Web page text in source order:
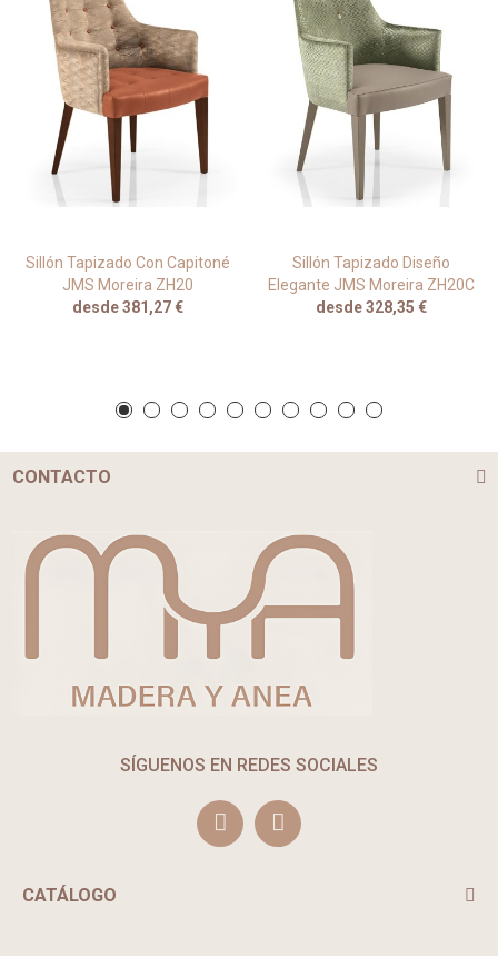
Sillón Tapizado Con Capitoné
JMS Moreira ZH20
desde 381,27 €
Sillón Tapizado Diseño
Elegante JMS Moreira ZH20C
desde 328,35 €
CONTACTO
SÍGUENOS EN REDES SOCIALES
CATÁLOGO